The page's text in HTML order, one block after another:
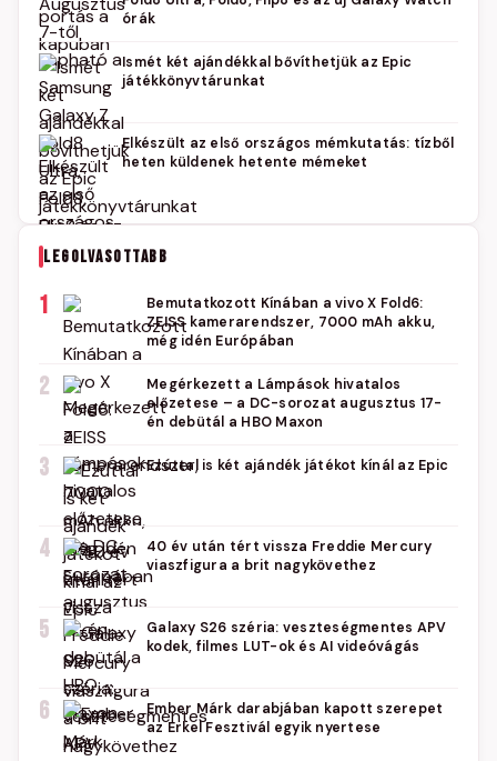
órák
Ismét két ajándékkal bővíthetjük az Epic
játékkönyvtárunkat
Elkészült az első országos mémkutatás: tízből
heten küldenek hetente mémeket
LEGOLVASOTTABB
1
Bemutatkozott Kínában a vivo X Fold6:
ZEISS kamerarendszer, 7000 mAh akku,
még idén Európában
2
Megérkezett a Lámpások hivatalos
előzetese – a DC-sorozat augusztus 17-
én debütál a HBO Maxon
3 Ezúttal is két ajándék játékot kínál az Epic
4
40 év után tért vissza Freddie Mercury
viaszfigura a brit nagykövethez
5
Galaxy S26 széria: veszteségmentes APV
kodek, filmes LUT-ok és AI videóvágás
6
Ember Márk darabjában kapott szerepet
az Erkel Fesztivál egyik nyertese